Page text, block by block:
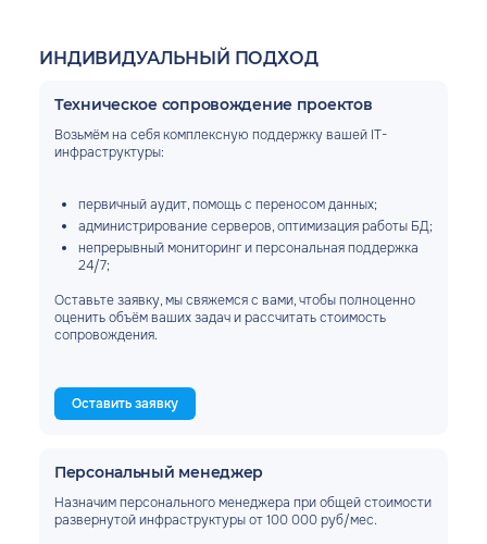
ИНДИВИДУАЛЬНЫЙ ПОДХОД
Техническое сопровождение проектов
Возьмём на себя комплексную поддержку вашей IT-
инфраструктуры:
первичный аудит, помощь с переносом данных;
администрирование серверов, оптимизация работы БД;
непрерывный мониторинг и персональная поддержка
24/7;
Оставьте заявку, мы свяжемся с вами, чтобы полноценно
оценить объём ваших задач и рассчитать стоимость
сопровождения.
Оставить заявку
Персональный менеджер
Назначим персонального менеджера при общей стоимости
развернутой инфраструктуры от 100 000 руб/мес.